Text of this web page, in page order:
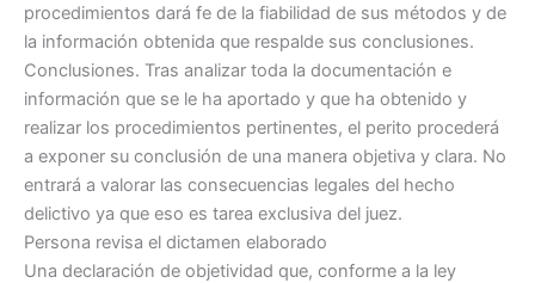
procedimientos dará fe de la fiabilidad de sus métodos y de
la información obtenida que respalde sus conclusiones.
Conclusiones. Tras analizar toda la documentación e
información que se le ha aportado y que ha obtenido y
realizar los procedimientos pertinentes, el perito procederá
a exponer su conclusión de una manera objetiva y clara. No
entrará a valorar las consecuencias legales del hecho
delictivo ya que eso es tarea exclusiva del juez.
Persona revisa el dictamen elaborado
Una declaración de objetividad que, conforme a la ley